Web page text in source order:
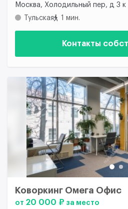
Москва, Холодильный пер, д 3 к
Тульская
1 мин.
Контакты
Коворкинг Омега Офис
от 20 000 ₽ за место